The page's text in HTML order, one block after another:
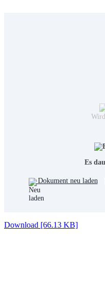
Es
Dokument neu laden
Download [66.13 KB]